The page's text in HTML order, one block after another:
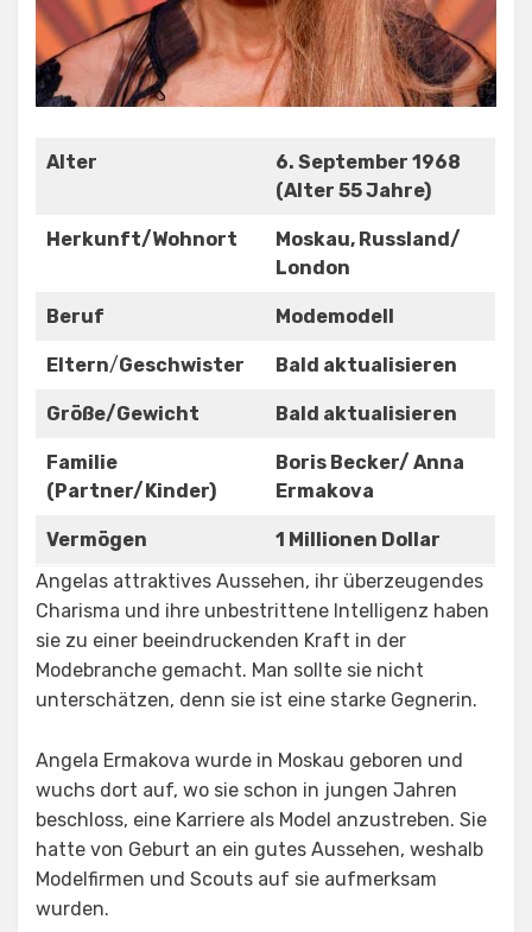
Alter
6. September 1968
(Alter 55 Jahre)
Herkunft/Wohnort
Moskau, Russland/
London
Beruf Modemodell
Eltern/Geschwister Bald aktualisieren
Größe/Gewicht Bald aktualisieren
Familie
(Partner/Kinder)
Boris Becker/ Anna
Ermakova
Vermögen
1 Millionen Dollar
Angelas attraktives Aussehen, ihr überzeugendes
Charisma und ihre unbestrittene Intelligenz haben
sie zu einer beeindruckenden Kraft in der
Modebranche gemacht. Man sollte sie nicht
unterschätzen, denn sie ist eine starke Gegnerin.
Angela Ermakova wurde in Moskau geboren und
wuchs dort auf, wo sie schon in jungen Jahren
beschloss, eine Karriere als Model anzustreben. Sie
hatte von Geburt an ein gutes Aussehen, weshalb
Modelfirmen und Scouts auf sie aufmerksam
wurden.